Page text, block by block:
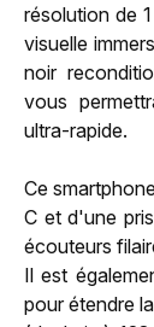
résolution de
visuelle
noir
vous
ultra-rapide.
Ce
C et d'une
écouteurs
Il est
pour étendre